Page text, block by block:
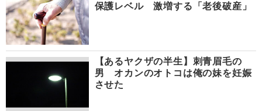
保護レベル 激増する「老後破産」
【あるヤクザの半生】刺青眉毛の
男 オカンのオトコは俺の妹を妊娠
させた